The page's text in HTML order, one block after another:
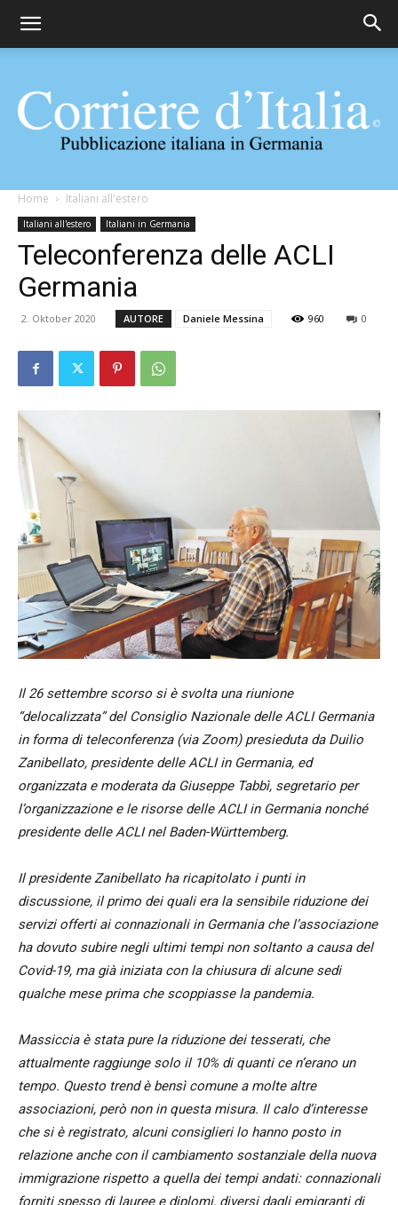
Corriere
d'Italia
Home Italiani all'estero
Italiani all'estero Italiani in Germania
Teleconferenza delle ACLI
Germania
2. Oktober 2020 AUTORE Daniele Messina 960 0
Il 26 settembre scorso si è svolta una riunione
“delocalizzata” del Consiglio Nazionale delle ACLI Germania
in forma di teleconferenza (via Zoom) presieduta da Duilio
Zanibellato, presidente delle ACLI in Germania, ed
organizzata e moderata da Giuseppe Tabbì, segretario per
l’organizzazione e le risorse delle ACLI in Germania nonché
presidente delle ACLI nel Baden-Württemberg.
Il presidente Zanibellato ha ricapitolato i punti in
discussione, il primo dei quali era la sensibile riduzione dei
servizi offerti ai connazionali in Germania che l’associazione
ha dovuto subire negli ultimi tempi non soltanto a causa del
Covid-19, ma già iniziata con la chiusura di alcune sedi
qualche mese prima che scoppiasse la pandemia.
Massiccia è stata pure la riduzione dei tesserati, che
attualmente raggiunge solo il 10% di quanti ce n’erano un
tempo. Questo trend è bensì comune a molte altre
associazioni, però non in questa misura. Il calo d’interesse
che si è registrato, alcuni consiglieri lo hanno posto in
relazione anche con il cambiamento sostanziale della nuova
immigrazione rispetto a quella dei tempi andati: connazionali
forniti spesso di lauree e diplomi, diversi dagli emigranti di